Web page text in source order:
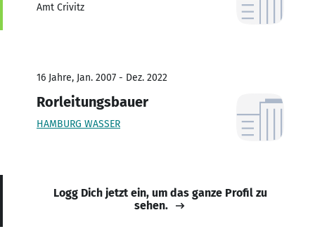
Amt Crivitz
16 Jahre, Jan. 2007 - Dez. 2022
Rorleitungsbauer
HAMBURG WASSER
Logg Dich jetzt ein, um das ganze Profil zu
sehen.